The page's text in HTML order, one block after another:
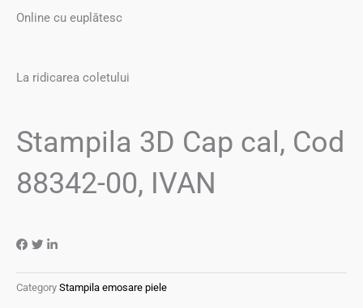
Online cu euplătesc
La ridicarea coletului
Stampila 3D Cap cal, Cod
88342-00, IVAN
Category Stampila emosare piele